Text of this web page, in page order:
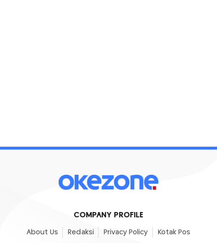
COMPANY PROFILE
About Us Redaksi Privacy Policy Kotak Pos